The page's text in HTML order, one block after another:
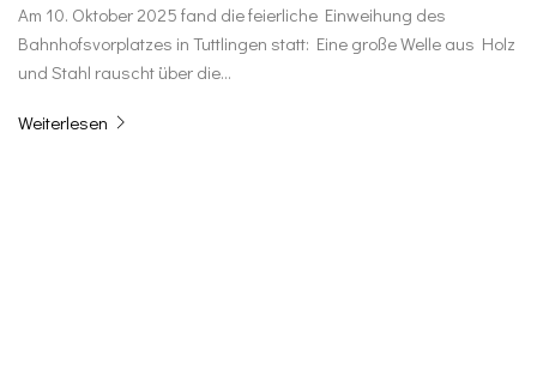
Am 10. Oktober 2025 fand die feierliche Einweihung des
Bahnhofsvorplatzes in Tuttlingen statt: Eine große Welle aus Holz
und Stahl rauscht über die…
Weiterlesen